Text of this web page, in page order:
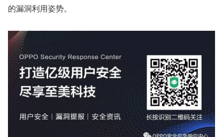
的漏洞利用姿势。